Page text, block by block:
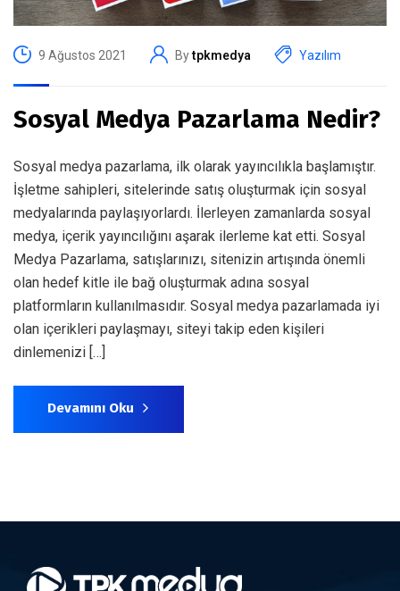
9 Ağustos 2021 Bytpkmedya Yazılım
Sosyal Medya Pazarlama Nedir?
Sosyal medya pazarlama, ilk olarak yayıncılıkla başlamıştır.
İşletme sahipleri, sitelerinde satış oluşturmak için sosyal
medyalarında paylaşıyorlardı. İlerleyen zamanlarda sosyal
medya, içerik yayıncılığını aşarak ilerleme kat etti. Sosyal
Medya Pazarlama, satışlarınızı, sitenizin artışında önemli
olan hedef kitle ile bağ oluşturmak adına sosyal
platformların kullanılmasıdır. Sosyal medya pazarlamada iyi
olan içerikleri paylaşmayı, siteyi takip eden kişileri
dinlemenizi […]
Devamını Oku